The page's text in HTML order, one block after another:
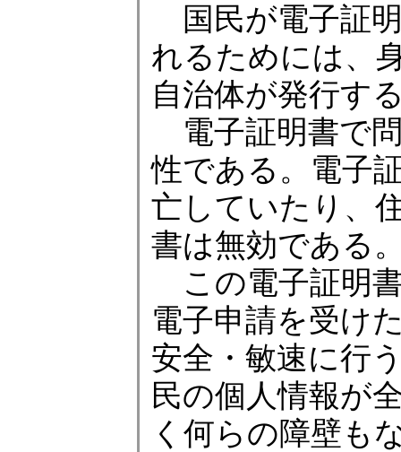
国民が電子証
れるためには、
自治体が発行す
電子証明書で
性である。電子
亡していたり、
書は無効である
この電子証明
電子申請を受け
安全・敏速に行
民の個人情報が
く何らの障壁も